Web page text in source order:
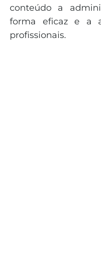
conteúdo a
forma eficaz e a
profissionais.